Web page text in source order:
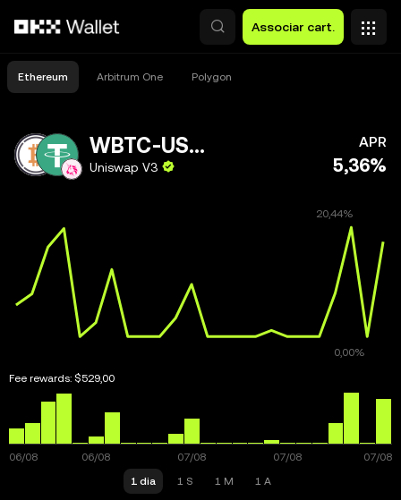
Associar cart.
Ethereum Arbitrum One Polygon
WBTC-USDT
Uniswap V3
APR
5,36%
Fee rewards: $529,00
1 dia 1 S 1 M 1 A